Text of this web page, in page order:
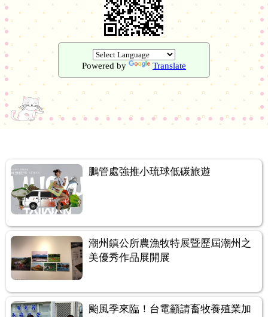
Powered by Translate
鵬管處強推小琉球低碳旅遊
潮州鎮公所農漁牧特展暨歷屆潮州之
美優秀作品展開展
颱風季來臨！台電籲請畜牧養殖業加